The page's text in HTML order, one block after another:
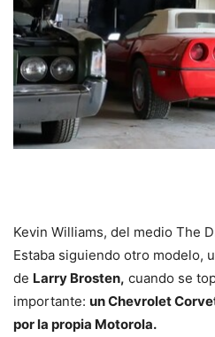
Kevin Williams, del medio The
Estaba siguiendo otro modelo,
de Larry Brosten, cuando se
importante: un Chevrolet
por la propia Motorola.